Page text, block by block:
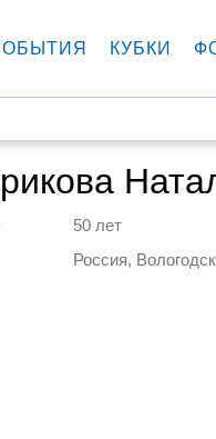
КУБКИ
50 лет
Россия,